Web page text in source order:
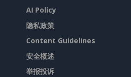
AI Policy
隐私政策
Content Guidelines
安全概述
举报投诉